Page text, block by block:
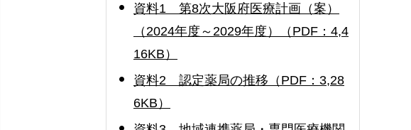
資料1 第8次大阪府医療計画（案）
（2024年度～2029年度）（PDF：4,4
16KB）
資料2 認定薬局の推移（PDF：3,28
6KB）